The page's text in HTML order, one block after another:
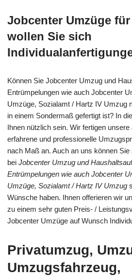
Jobcenter Umzüge
wollen Sie sich
Können Sie Jobcenter Umzug und
Entrümpelungen wie auch Jobcenter
Umzüge, Sozialamt / Hartz IV Umzug
in einem Sondermaß gefertigt ist? In
Ihnen nützlich sein. Wir fertigen
erfahrene und professionelle
nach Maß an. Auch an uns können
bei Jobcenter Umzug und
Entrümpelungen wie auch Jobcenter
Umzüge, Sozialamt / Hartz IV Umzug
Wünsche haben. Ihnen offerieren wir
zu einem sehr guten Preis- /
Jobcenter Umzüge auf Wunsch
Privatumzug,
Umzugsfahrzeug,